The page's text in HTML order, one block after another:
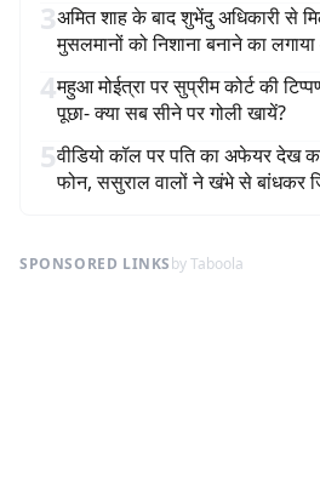
3अमित शाह के बाद शुभेंदु अधिकारी से
मुसलमानों को निशाना बनाने का
4महुआ मोईत्रा पर सुप्रीम कोर्ट की
पूछा- क्या सब सीने पर गोली खायें?
5वीडियो कॉल पर पति का अफेयर देख
फोन, ससुराल वालों ने खंभे से बांधकर
SPONSORED LINKSby Taboola